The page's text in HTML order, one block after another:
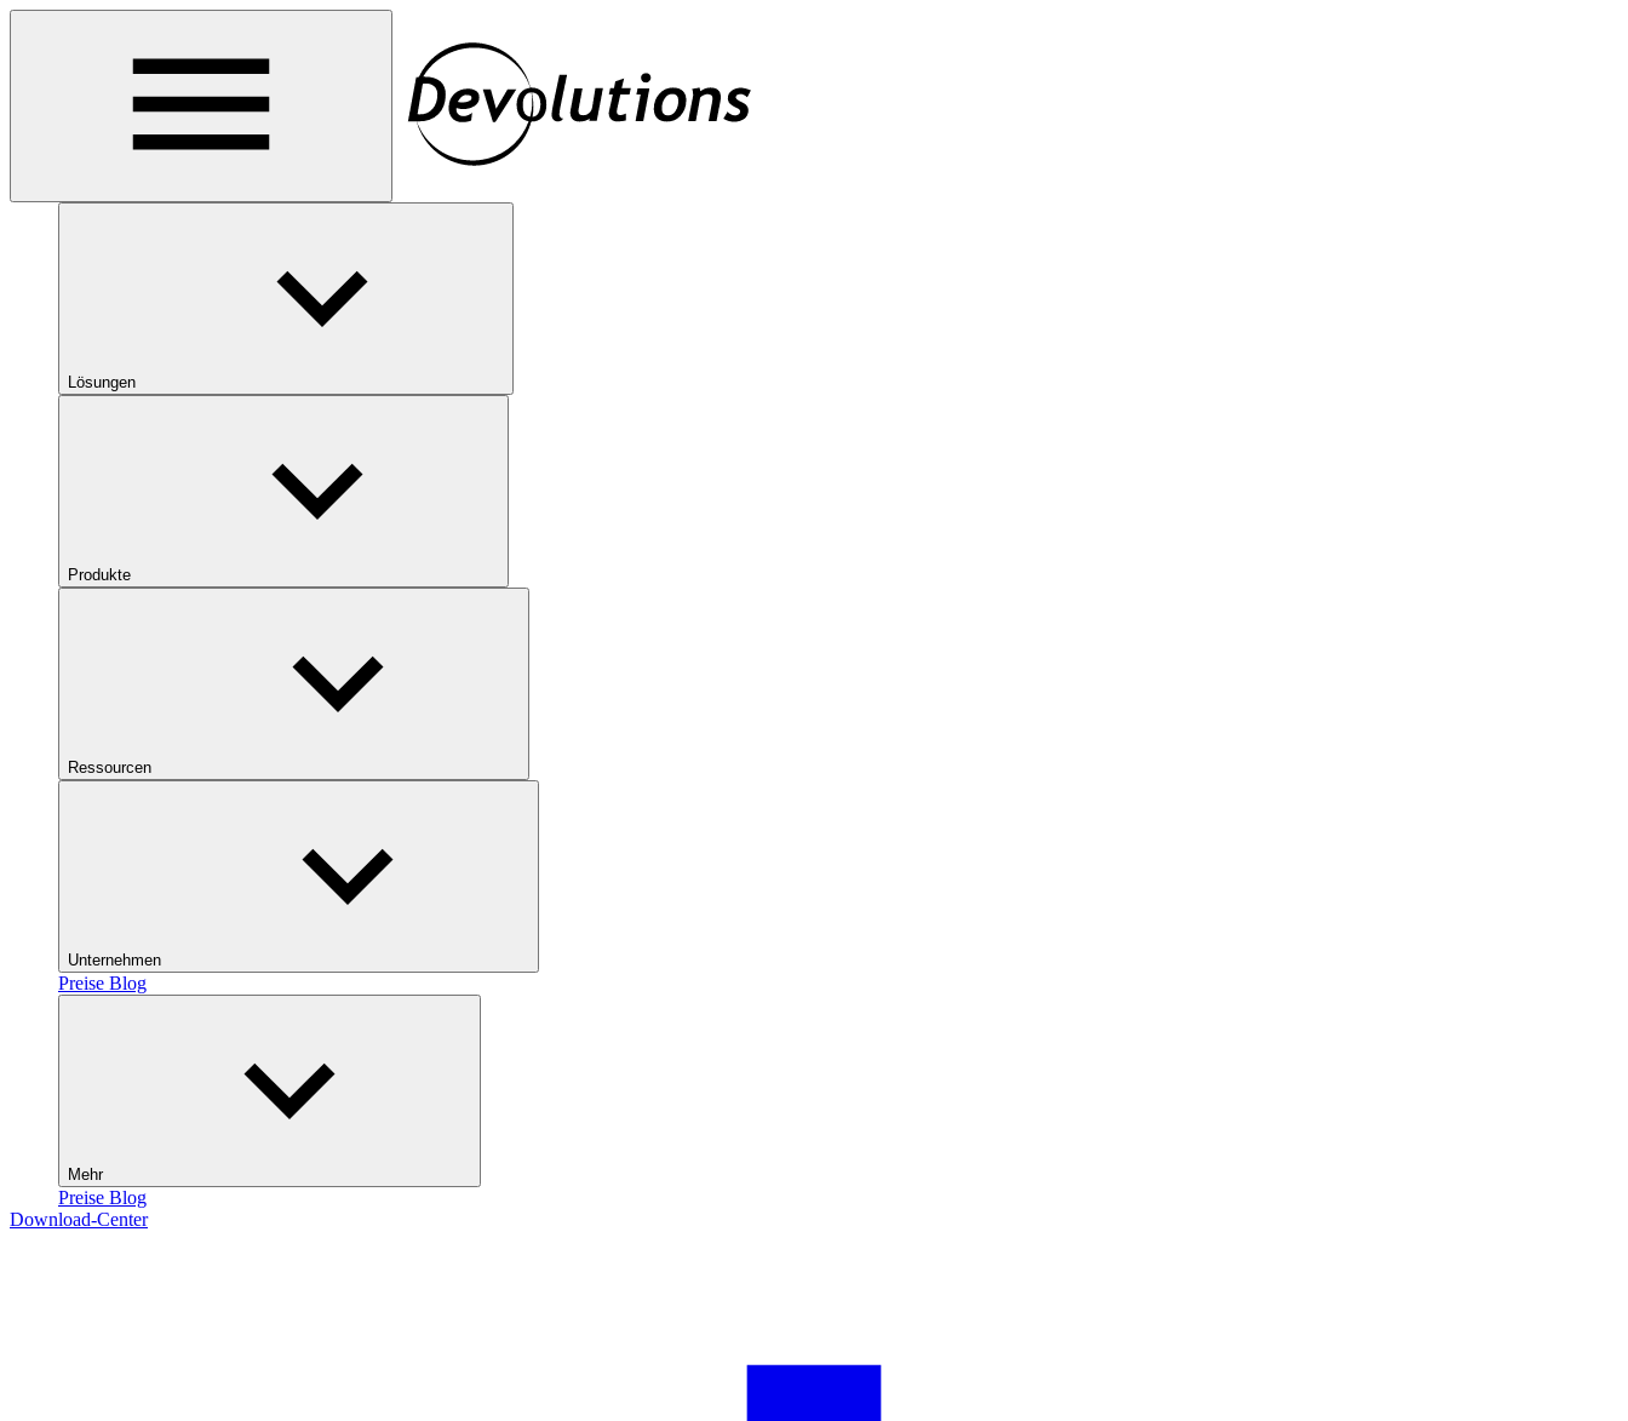
Lösungen
Produkte
Ressourcen
Unternehmen
Preise Blog
Mehr
Preise Blog
Download-Center